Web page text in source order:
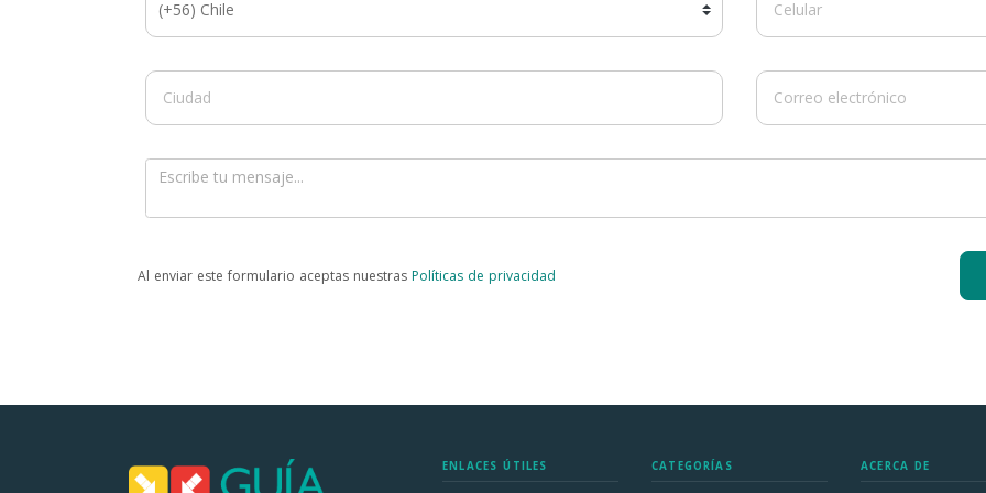
Al enviar este formulario aceptas nuestras Políticas de privacidad
ENLACES ÚTILES CATEGORÍAS ACERCA DE